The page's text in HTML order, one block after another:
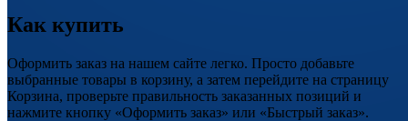
Как купить
Оформить заказ на нашем сайте легко. Просто добавьте
выбранные товары в корзину, а затем перейдите на страницу
Корзина, проверьте правильность заказанных позиций и
нажмите кнопку «Оформить заказ» или «Быстрый заказ».